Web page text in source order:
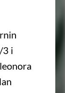
3 i